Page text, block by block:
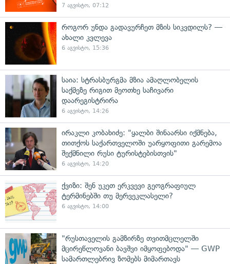
7 აგვისტო, 07:12
როგორ უნდა გადავურჩეთ მზის სიკვდილს? —
ახალი კვლევა
6 აგვისტო, 15:36
საია: სტრასბურგმა მზია ამაღლობელის
საქმეზე რიგით მეოთხე საჩივარი
დაარეგისტრირა
6 აგვისტო, 14:26
ირაკლი კობახიძე: "ყალბი შინაარსი იქმნება,
თითქოს საქართველოში უარყოფითი გარემოა
შექმნილი რუსი ტურისტებისთვის"
6 აგვისტო, 14:20
ქვიზი: შენ უკეთ ერკვევი გეოგრაფიულ
ტერმინებში თუ მერვეკლასელი?
6 აგვისტო, 14:00
"რუსთაველის გამზირზე თვითმცლელში
მცირეწლოვანი ბავშვი იმყოფებოდა" — GWP
სამართლებრივ ზომებს მიმართავს